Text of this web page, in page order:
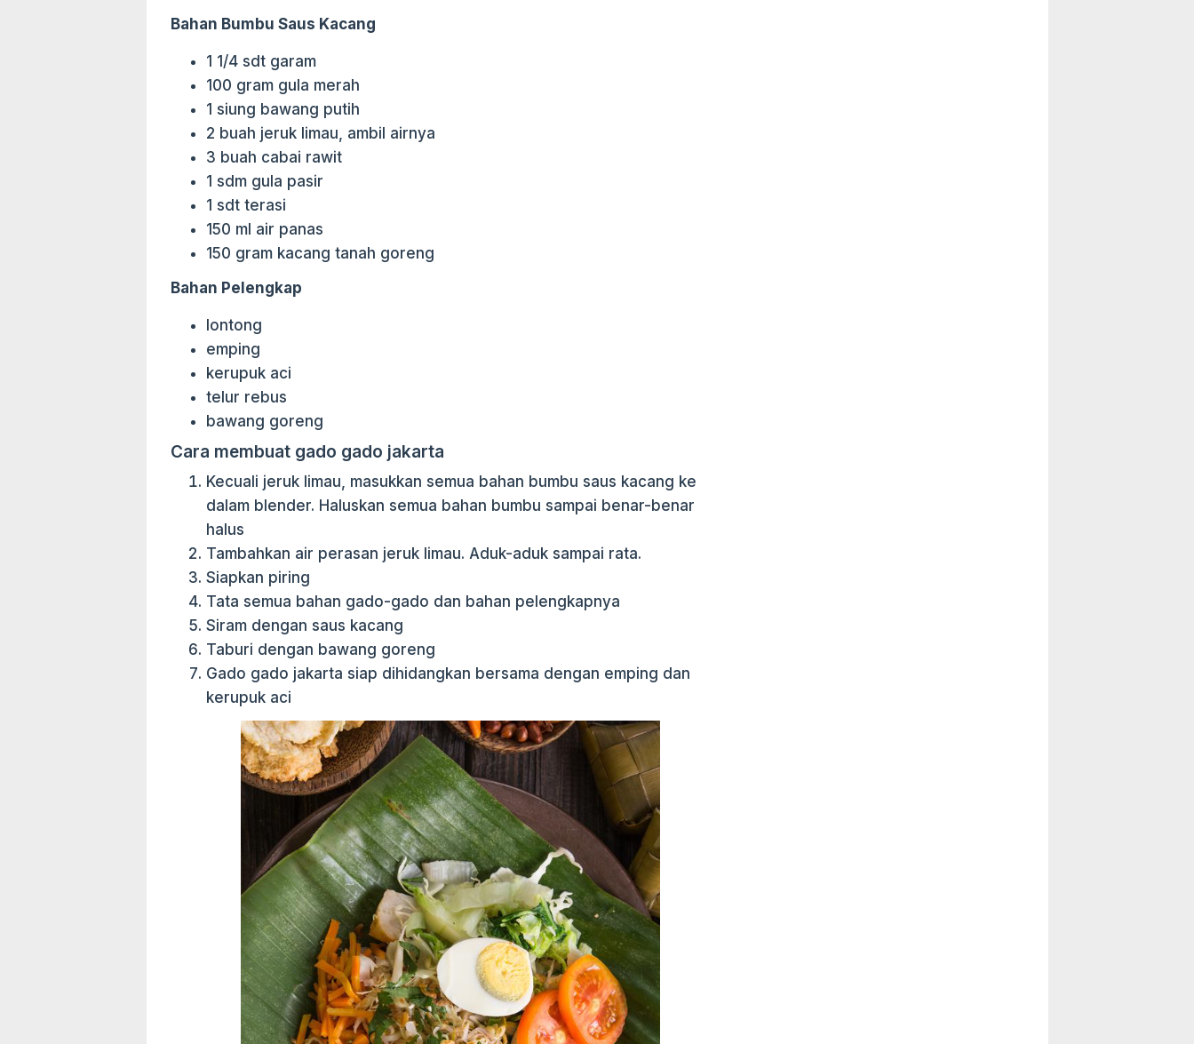
Bahan Bumbu Saus Kacang
1 1/4 sdt garam
100 gram gula merah
1 siung bawang putih
2 buah jeruk limau, ambil airnya
3 buah cabai rawit
1 sdm gula pasir
1 sdt terasi
150 ml air panas
150 gram kacang tanah goreng
Bahan Pelengkap
lontong
emping
kerupuk aci
telur rebus
bawang goreng
Cara membuat gado gado jakarta
Kecuali jeruk limau, masukkan semua bahan bumbu saus kacang ke
dalam blender. Haluskan semua bahan bumbu sampai benar-benar
halus
Tambahkan air perasan jeruk limau. Aduk-aduk sampai rata.
Siapkan piring
Tata semua bahan gado-gado dan bahan pelengkapnya
Siram dengan saus kacang
Taburi dengan bawang goreng
Gado gado jakarta siap dihidangkan bersama dengan emping dan
kerupuk aci